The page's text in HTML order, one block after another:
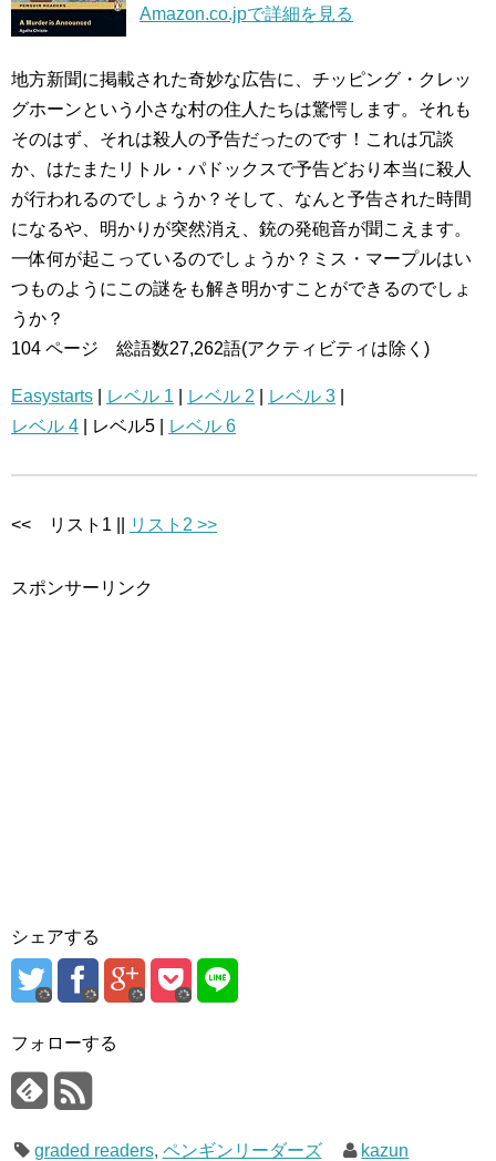
Amazon.co.jpで詳細を見る
地方新聞に掲載された奇妙な広告に、チッピング・クレッ
グホーンという小さな村の住人たちは驚愕します。それも
そのはず、それは殺人の予告だったのです！これは冗談
か、はたまたリトル・パドックスで予告どおり本当に殺人
が行われるのでしょうか？そして、なんと予告された時間
になるや、明かりが突然消え、銃の発砲音が聞こえます。
一体何が起こっているのでしょうか？ミス・マープルはい
つものようにこの謎をも解き明かすことができるのでしょ
うか？
104 ページ 総語数27,262語(アクティビティは除く)
Easystarts レベル 1 レベル 2 レベル 3
レベル 4 | レベル5 | レベル 6
<< リスト1 || リスト2 >>
スポンサーリンク
シェアする
フォローする
graded readers, ペンギンリーダーズ kazun